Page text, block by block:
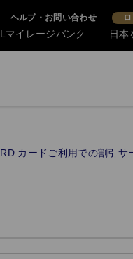
ヘルプ・お問い合わせ
マイレージバンク 日本
カードご利用での割引サ